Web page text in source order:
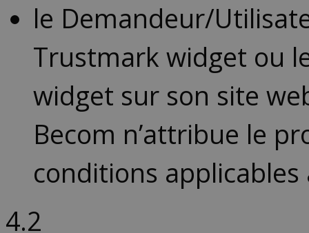
le Demandeur/
Trustmark widget ou
widget sur son site
Becom n’attribue le
conditions
4.2